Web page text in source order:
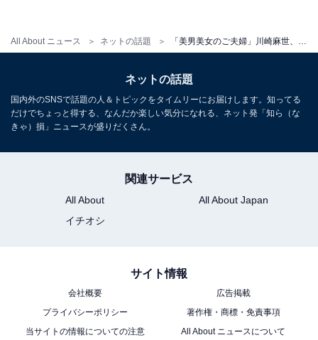
All About ニュース ネットの話題
ネットの話題
国内外のSNSで話題の人＆トピックをタイムリーにお届けします。知ってる
だけでちょっと得する、なんだか楽しい気分になれる、ネット発「知ら（な
きゃ）損」ニュースが盛りだくさん。
関連サービス
All About
All About Japan
イチオシ
サイト情報
会社概要
広告掲載
プライバシーポリシー
著作権・商標・免責事項
当サイトの情報についての注意
All About ニュースについて